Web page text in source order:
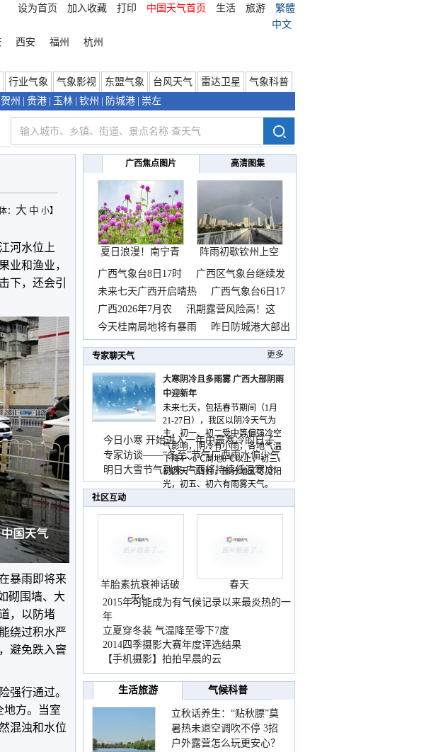
设为首页 加入收藏 打印 中国天气首页 生活 旅游
繁體
中文
西安 福州 杭州
行业气象 气象影视 东盟气象 台风天气 雷达卫星
气象科普
贺州 贵港 玉林 钦州 防城港 崇左
： 大 中 小】
河水位上
业和渔业，
下，还会引
暴雨即将来
砌围墙、大
，以防堵
绕过积水严
避免跌入窨
强行通过。
地方。当室
混浊和水位
广西焦点图片 高清图集
夏日浪漫！南宁青
秀山
阵雨初歇钦州上空
邂逅
广西气象台8日17时
广西区气象台继续发
布
未来七天广西开启晴热
广西气象台6日17
时
广西2026年7月农
汛期露营风险高！这
份
今天桂南局地将有暴雨
昨日防城港大部出
现暴
专家聊天气 更多
大寒阴冷且多雨雾 广西大部阴雨
中迎新年
未来七天，包括春节期间（1月
21-27日），我区以阴冷天气为
主，初一、初二受中等偏强冷空
气影响，阴冷有小雨，各地气温
下降4～6℃局地8℃以上，初三、
初四天气转好，部分地区可见阳
光，初五、初六有雨雾天气。
今日小寒 开始进入一年中最寒冷的日子
专家访谈——“冬至”节气广西雨水偏少气
温低
明日大雪节气到来 广西将持续低温寒冷
天气
社区互动
羊胎素抗衰神话破
灭！
春天
2015年可能成为有气候记录以来最炎热的一
年
立夏穿冬装 气温降至零下7度
2014四季摄影大赛年度评选结果
【手机摄影】拍拍早晨的云
生活旅游 气候科普
立秋话养生：“贴秋膘”莫
着急 先清暑再防燥
暑热未退空调吹不停 3招
护住肩颈不酸痛
户外露营怎么玩更安心？